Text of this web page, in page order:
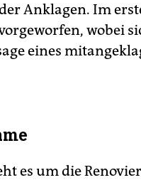
Anklagen. Im
wobei
eines
es um die